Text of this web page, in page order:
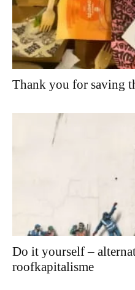
Thank you for saving
Do it yourself –
roofkapitalisme